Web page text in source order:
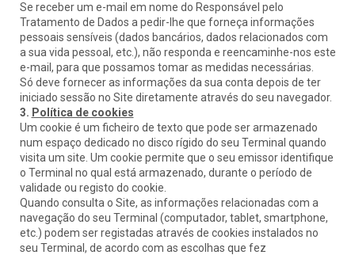
Se receber um e-mail em nome do Responsável pelo
Tratamento de Dados a pedir-lhe que forneça informações
pessoais sensíveis (dados bancários, dados relacionados com
a sua vida pessoal, etc.), não responda e reencaminhe-nos este
e-mail, para que possamos tomar as medidas necessárias.
Só deve fornecer as informações da sua conta depois de ter
iniciado sessão no Site diretamente através do seu navegador.
3. Política de cookies
Um cookie é um ficheiro de texto que pode ser armazenado
num espaço dedicado no disco rígido do seu Terminal quando
visita um site. Um cookie permite que o seu emissor identifique
o Terminal no qual está armazenado, durante o período de
validade ou registo do cookie.
Quando consulta o Site, as informações relacionadas com a
navegação do seu Terminal (computador, tablet, smartphone,
etc.) podem ser registadas através de cookies instalados no
seu Terminal, de acordo com as escolhas que fez